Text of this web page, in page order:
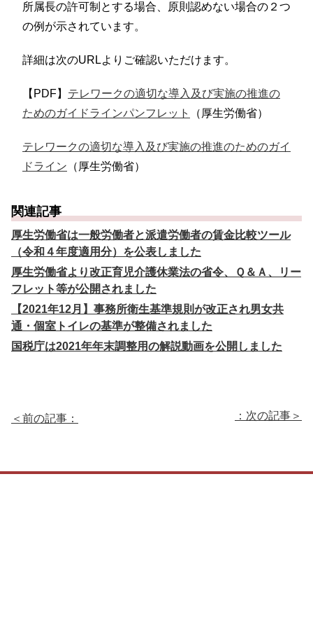
所属長の許可制とする場合、原則認めない場合の２つ
の例が示されています。
詳細は次のURLよりご確認いただけます。
【PDF】 テレワークの適切な導入及び実施の推進の
ためのガイドラインパンフレット
（厚生労働省）
テレワークの適切な導入及び実施の推進のためのガイ
ドライン （厚生労働省）
関連記事
厚生労働省は一般労働者と派遣労働者の賃金比較ツール
（令和４年度適用分）を公表しました
厚生労働省より改正育児介護休業法の省令、Ｑ＆Ａ、リー
フレット等が公開されました
【2021年12月】事務所衛生基準規則が改正され男女共
通・個室トイレの基準が整備されました
国税庁は2021年年末調整用の解説動画を公開しました
＜前の記事： ：次の記事＞